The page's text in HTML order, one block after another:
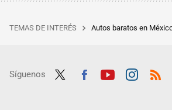
TEMAS DE INTERÉS Autos baratos en
Síguenos